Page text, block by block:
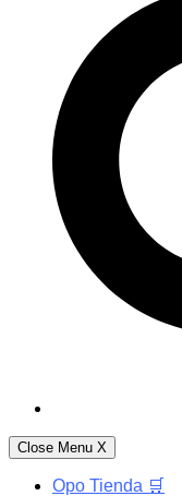
Close Menu X
Opo Tienda 🛒